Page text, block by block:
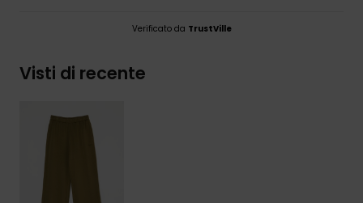
Verificato da TrustVille
Visti di recente